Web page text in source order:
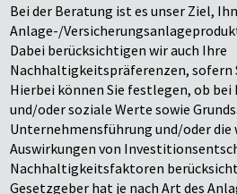
Bei der Beratung ist es unser Ziel,
Anlage-/
Dabei berücksichtigen wir auch Ihre
Nachhaltigkeitspräferenzen, sofern
Hierbei können Sie festlegen, ob
und/oder soziale Werte sowie
Unternehmensführung und/oder
Auswirkungen von
Nachhaltigkeitsfaktoren
Gesetzgeber hat je nach Art des